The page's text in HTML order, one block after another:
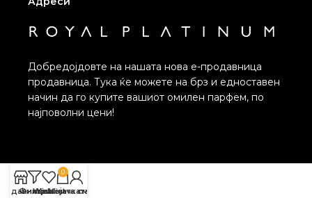
Добредојдовте на нашата нова е-продавница
продавница. Тука ќе можете на брз и едноставен
начин да го купите вашиот омилен парфем, по
најповолни цени!
Филтри
Wishlist
0
Кошничката
Мојата сметка